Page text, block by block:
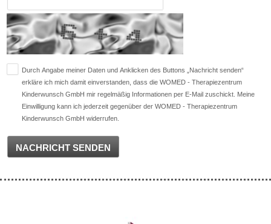
Durch Angabe meiner Daten und Anklicken des Buttons „Nachricht senden“
erkläre ich mich damit einverstanden, dass die WOMED - Therapiezentrum
Kinderwunsch GmbH mir regelmäßig Informationen per E-Mail zuschickt. Meine
Einwilligung kann ich jederzeit gegenüber der WOMED - Therapiezentrum
Kinderwunsch GmbH widerrufen.
NACHRICHT SENDEN